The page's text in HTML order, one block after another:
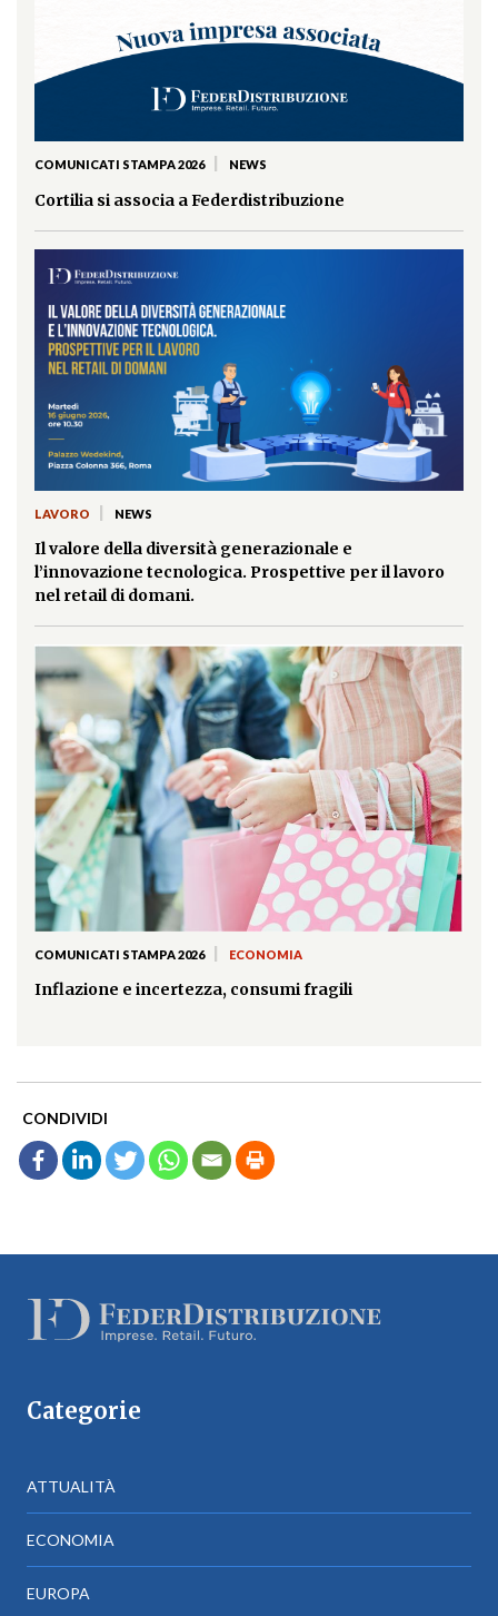
COMUNICATI STAMPA 2026 NEWS
Cortilia si associa a Federdistribuzione
LAVORO NEWS
Il valore della diversità generazionale e
l’innovazione tecnologica. Prospettive per il lavoro
nel retail di domani.
COMUNICATI STAMPA 2026 ECONOMIA
Inflazione e incertezza, consumi fragili
CONDIVIDI
Categorie
ATTUALITÀ
ECONOMIA
EUROPA